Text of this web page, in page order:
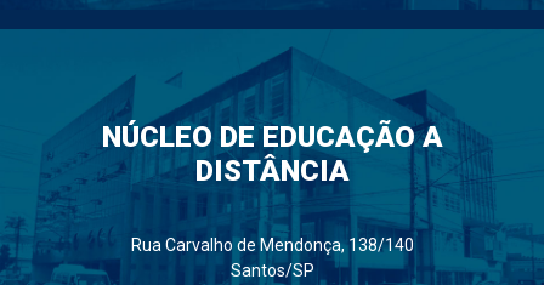
NÚCLEO DE EDUCAÇÃO A
DISTÂNCIA
Rua Carvalho de Mendonça, 138/140
Santos/SP